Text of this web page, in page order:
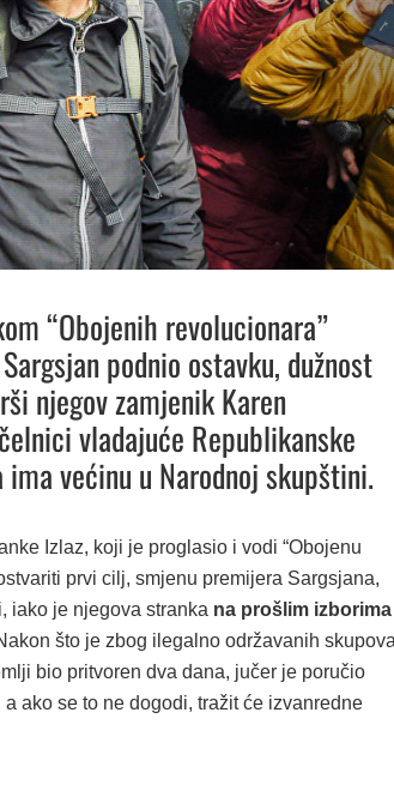
“Obojenih revolucionara”
podnio ostavku, dužnost
njegov zamjenik Karen
vladajuće Republikanske
većinu u Narodnoj skupštini.
Izlaz, koji je proglasio i vodi “Obojenu
prvi cilj, smjenu premijera Sargsjana,
iako je njegova stranka na prošlim izborima
što je zbog ilegalno održavanih
bio pritvoren dva dana, jučer je poručio
ako se to ne dogodi, tražit će izvanredne